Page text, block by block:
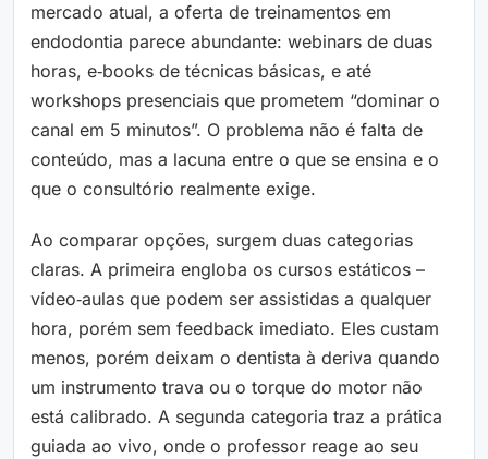
mercado atual, a oferta de treinamentos em
endodontia parece abundante: webinars de duas
horas, e‑books de técnicas básicas, e até
workshops presenciais que prometem “dominar o
canal em 5 minutos”. O problema não é falta de
conteúdo, mas a lacuna entre o que se ensina e o
que o consultório realmente exige.
Ao comparar opções, surgem duas categorias
claras. A primeira engloba os cursos estáticos –
vídeo‑aulas que podem ser assistidas a qualquer
hora, porém sem feedback imediato. Eles custam
menos, porém deixam o dentista à deriva quando
um instrumento trava ou o torque do motor não
está calibrado. A segunda categoria traz a prática
guiada ao vivo, onde o professor reage ao seu